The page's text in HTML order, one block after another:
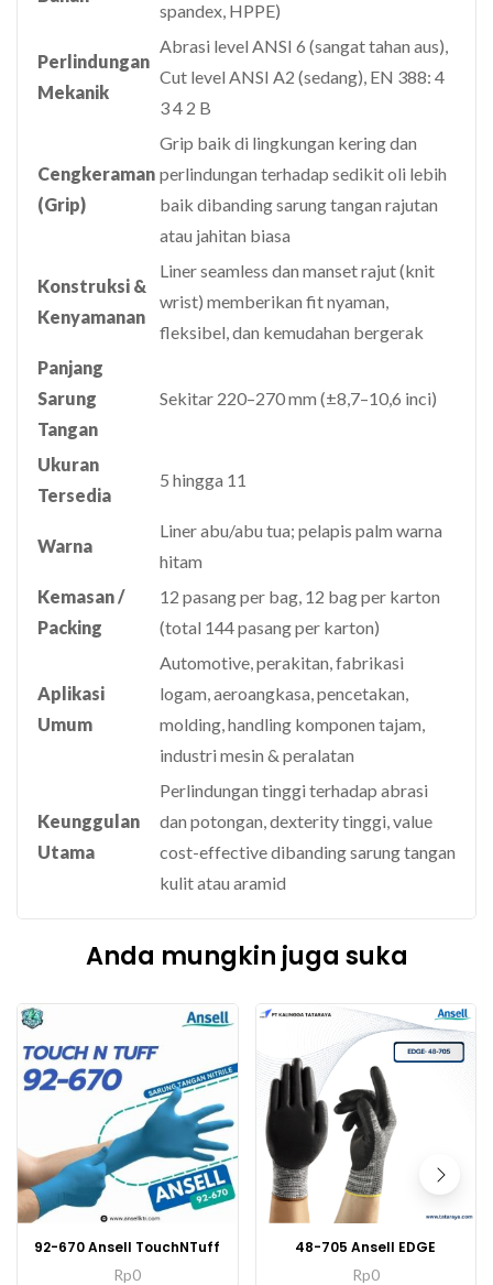
spandex, HPPE)
Perlindungan
Mekanik
Abrasi level ANSI 6 (sangat tahan aus),
Cut level ANSI A2 (sedang), EN 388: 4
3 4 2 B
Cengkeraman
(Grip)
Grip baik di lingkungan kering dan
perlindungan terhadap sedikit oli lebih
baik dibanding sarung tangan rajutan
atau jahitan biasa
Konstruksi &
Kenyamanan
Liner seamless dan manset rajut (knit
wrist) memberikan fit nyaman,
fleksibel, dan kemudahan bergerak
Panjang
Sarung
Tangan
Sekitar 220–270 mm (±8,7–10,6 inci)
Ukuran
Tersedia
5 hingga 11
Warna
Liner abu/abu tua; pelapis palm warna
hitam
Kemasan /
Packing
12 pasang per bag, 12 bag per karton
(total 144 pasang per karton)
Aplikasi
Umum
Automotive, perakitan, fabrikasi
logam, aeroangkasa, pencetakan,
molding, handling komponen tajam,
industri mesin & peralatan
Keunggulan
Utama
Perlindungan tinggi terhadap abrasi
dan potongan, dexterity tinggi, value
cost-effective dibanding sarung tangan
kulit atau aramid
Anda mungkin juga suka
92-670 Ansell TouchNTuff
Rp0
48-705 Ansell EDGE
Rp0